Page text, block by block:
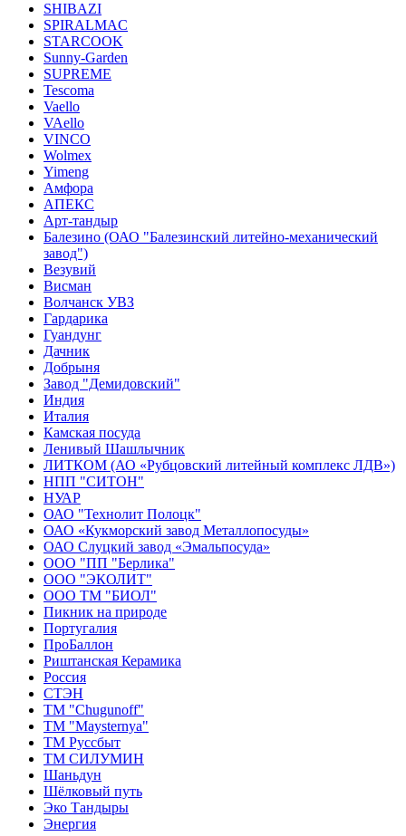
SHIBAZI
SPIRALMAC
STARCOOK
Sunny-Garden
SUPREME
Tescoma
Vaello
VAello
VINCO
Wolmex
Yimeng
Амфора
АПЕКС
Арт-тандыр
Балезино (ОАО "Балезинский литейно-механический
завод")
Везувий
Висман
Волчанск УВЗ
Гардарика
Гуандунг
Дачник
Добрыня
Завод "Демидовский"
Индия
Италия
Камская посуда
Ленивый Шашлычник
ЛИТКОМ (АО «Рубцовский литейный комплекс ЛДВ»)
НПП "СИТОН"
НУАР
ОАО "Технолит Полоцк"
ОАО «Кукморский завод Металлопосуды»
ОАО Слуцкий завод «Эмальпосуда»
ООО "ПП "Берлика"
ООО "ЭКОЛИТ"
ООО ТМ "БИОЛ"
Пикник на природе
Португалия
ПроБаллон
Риштанская Керамика
Россия
СТЭН
ТМ "Chugunoff"
ТМ "Maysternya"
ТМ Руссбыт
ТМ СИЛУМИН
Шаньдун
Шёлковый путь
Эко Тандыры
Энергия